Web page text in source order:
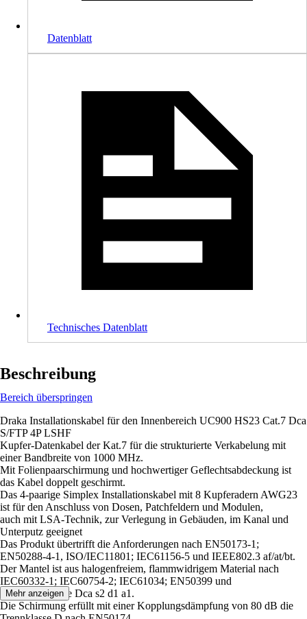
Datenblatt
Technisches Datenblatt
Beschreibung
Bereich überspringen
Draka Installationskabel für den Innenbereich UC900 HS23 Cat.7 Dca
S/FTP 4P LSHF
Kupfer-Datenkabel der Kat.7 für die strukturierte Verkabelung mit
einer Bandbreite von 1000 MHz.
Mit Folienpaarschirmung und hochwertiger Geflechtsabdeckung ist
das Kabel doppelt geschirmt.
Das 4-paarige Simplex Installationskabel mit 8 Kupferadern AWG23
ist für den Anschluss von Dosen, Patchfeldern und Modulen,
auch mit LSA-Technik, zur Verlegung in Gebäuden, im Kanal und
Unterputz geeignet
Das Produkt übertrifft die Anforderungen nach EN50173-1;
EN50288-4-1, ISO/IEC11801; IEC61156-5 und IEEE802.3 af/at/bt.
Der Mantel ist aus halogenfreiem, flammwidrigem Material nach
IEC60332-1; IEC60754-2; IEC61034; EN50399 und
Eurobrandklasse Dca s2 d1 a1.
Die Schirmung erfüllt mit einer Kopplungsdämpfung von 80 dB die
Mehr anzeigen